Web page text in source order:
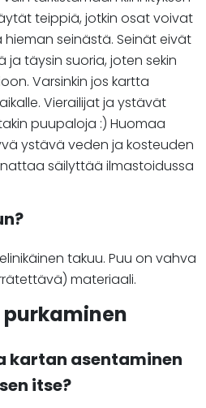
teippiä, jotkin osat voivat
seinästä. Seinät eivät
ja täysin suoria, joten sekin
Varsinkin jos kartta
Vierailijat ja ystävät
puupaloja :) Huomaa
ystävä veden ja kosteuden
säilyttää ilmastoidussa
takuu. Puu on vahva
materiaali.
kartan asentaminen
itse?